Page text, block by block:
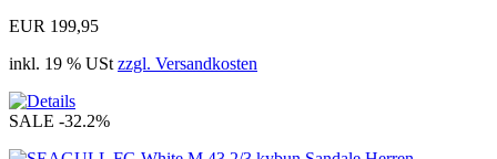
EUR 199,95
inkl. 19 % USt zzgl. Versandkosten
SALE -32.2%